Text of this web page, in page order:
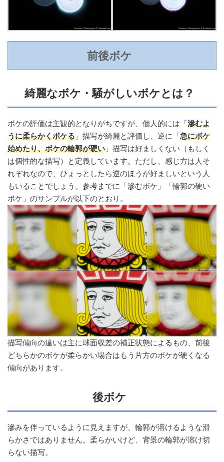
前後ボケ
綺麗なボケ・騒がしいボケとは？
ボケの評価は主観的となりがちですが、個人的には「滲むよ
うに柔らかくボケる 」描写が綺麗と評価し、逆に「急にボケ
始めたり、ボケの輪郭が硬い 」描写は好ましくない（もしく
は個性的な描写）と定義しています。ただし、感じ方は人そ
れぞれなので、ひょっとしたら逆のほうが好ましいという人
もいることでしょう。参考までに「滲むボケ」「輪郭の硬い
ボケ」のサンプルが以下のとおり。
描写傾向の違いは主に球面収差の補正状態によるもの、前後
どちらかのボケが柔らかい場合はもう片方のボケが硬くなる
傾向があります。
後ボケ
滲みを伴っているように見えますが、輪郭が溶けるような滑
らかさではありません。柔らかいけど、背景の輪郭が溶け切
らない描写。